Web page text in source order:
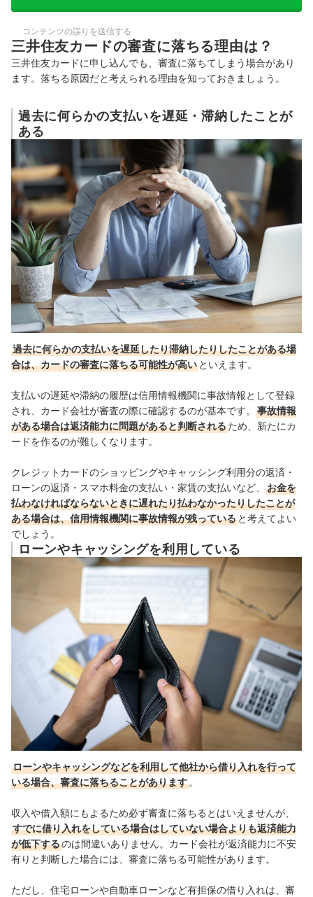
コンテンツの誤りを送信する
三井住友カードの審査に落ちる理由は？
三井住友カードに申し込んでも、審査に落ちてしまう場合があり
ます。落ちる原因だと考えられる理由を知っておきましょう。
過去に何らかの支払いを遅延・滞納したことが
ある
過去に何らかの支払いを遅延したり滞納したりしたことがある場
合は、カードの審査に落ちる可能性が高い といえます。
支払いの遅延や滞納の履歴は信用情報機関に事故情報として登録
され、カード会社が審査の際に確認するのが基本です。
事故情報
がある場合は返済能力に問題があると判断されるため、新たにカ
ードを作るのが難しくなります。
クレジットカードのショッピングやキャッシング利用分の返済・
ローンの返済・スマホ料金の支払い・家賃の支払いなど、
お金を
払わなければならないときに遅れたり払わなかったりしたことが
ある場合は、信用情報機関に事故情報が残っている と考えてよい
でしょう。
ローンやキャッシングを利用している
ローンやキャッシングなどを利用して他社から借り入れを行って
いる場合、審査に落ちることがあります。
収入や借入額にもよるため必ず審査に落ちるとはいえませんが、
すでに借り入れをしている場合はしていない場合よりも返済能力
が低下するのは間違いありません。カード会社が返済能力に不安
有りと判断した場合には、審査に落ちる可能性があります。
ただし、住宅ローンや自動車ローンなど有担保の借り入れは、審